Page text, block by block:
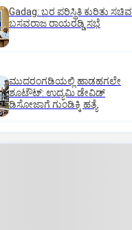
Gadag: ಬರ ಪರಿಸ್ಥಿತಿ ಕುರಿತು ಸಚಿವ
ಬಸವರಾಜ ರಾಯರಡ್ಡಿ ಸಭೆ
ಮುದರಂಗಡಿಯಲ್ಲಿ ಹಾಡಹಗಲೇ
ಶೂಟೌಟ್:‌ ಉದ್ಯಮಿ ಡೇವಿಡ್‌
ಡಿಸೋಜಾಗೆ ಗುಂಡಿಕ್ಕಿ ಹತ್ಯೆ